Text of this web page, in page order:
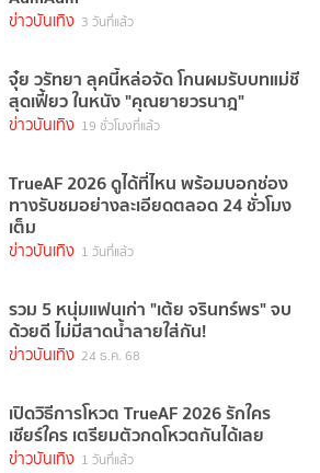
ข่าวบันเทิง 3 วันที่แล้ว
จุ๋ย วรัทยา ลุคนี้หล่อจัด โกนผมรับบทแม่ชี
สุดเฟี้ยว ในหนัง "คุณยายวรนาฎ"
ข่าวบันเทิง 19 ชั่วโมงที่แล้ว
TrueAF 2026 ดูได้ที่ไหน พร้อมบอกช่อง
ทางรับชมอย่างละเอียดตลอด 24 ชั่วโมง
เต็ม
ข่าวบันเทิง 1 วันที่แล้ว
รวม 5 หนุ่มแฟนเก่า "เต้ย จรินทร์พร" จบ
ด้วยดี ไม่มีสาดน้ำลายใส่กัน!
ข่าวบันเทิง 24 ธ.ค. 68
เปิดวิธีการโหวต TrueAF 2026 รักใคร
เชียร์ใคร เตรียมตัวกดโหวตกันได้เลย
ข่าวบันเทิง 1 วันที่แล้ว